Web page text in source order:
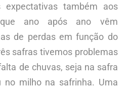
também aos
que ano após ano vêm
de perdas em função do
safras tivemos problemas
de chuvas, seja na safra
no milho na safrinha. Uma